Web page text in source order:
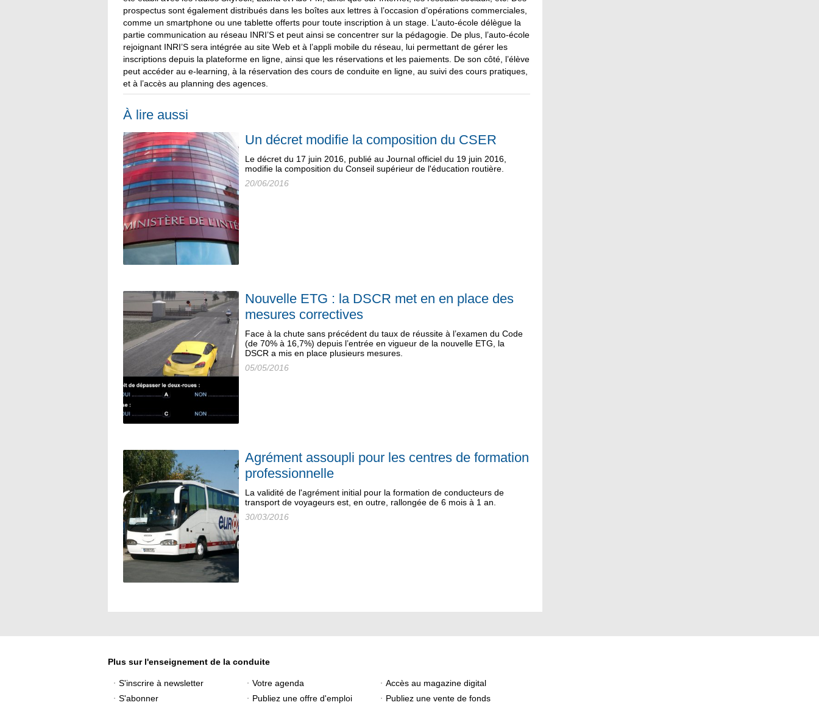
prospectus sont également distribués dans les boîtes aux lettres à l’occasion d’opérations commerciales,
comme un smartphone ou une tablette offerts pour toute inscription à un stage. L’auto-école délègue la
partie communication au réseau INRI’S et peut ainsi se concentrer sur la pédagogie. De plus, l’auto-école
rejoignant INRI’S sera intégrée au site Web et à l’appli mobile du réseau, lui permettant de gérer les
inscriptions depuis la plateforme en ligne, ainsi que les réservations et les paiements. De son côté, l’élève
peut accéder au e-learning, à la réservation des cours de conduite en ligne, au suivi des cours pratiques,
et à l’accès au planning des agences.
À lire aussi
Un décret modifie la composition du CSER
Le décret du 17 juin 2016, publié au Journal officiel du 19 juin 2016,
modifie la composition du Conseil supérieur de l'éducation routière.
20/06/2016
Nouvelle ETG : la DSCR met en en place des
mesures correctives
Face à la chute sans précédent du taux de réussite à l’examen du Code
(de 70% à 16,7%) depuis l’entrée en vigueur de la nouvelle ETG, la
DSCR a mis en place plusieurs mesures.
05/05/2016
Agrément assoupli pour les centres de formation
professionnelle
La validité de l'agrément initial pour la formation de conducteurs de
transport de voyageurs est, en outre, rallongée de 6 mois à 1 an.
30/03/2016
Plus sur l'enseignement de la conduite
S'inscrire à newsletter Votre agenda
Accès au magazine digital
S'abonner
Publiez une offre d'emploi Publiez une vente de fonds